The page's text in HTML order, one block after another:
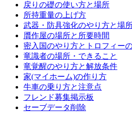
戻りの礎の使い方と場所
所持重量の上げ方
武器・防具強化のやり方と場
贋作屋の場所と所要時間
密入国のやり方とトロフィー
竜識者の場所・できること
竜覚醒のやり方と解放条件
家(マイホーム)の作り方
牛車の乗り方と注意点
フレンド募集掲示板
セーブデータ削除